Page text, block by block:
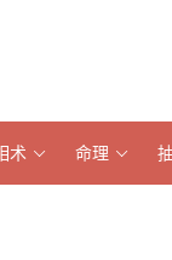
术 命理